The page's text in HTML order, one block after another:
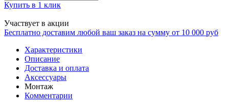
Купить в 1 клик
Участвует в акции
Бесплатно доставим любой ваш заказ на сумму от 10 000 руб
Характеристики
Описание
Доставка и оплата
Аксессуары
Монтаж
Комментарии